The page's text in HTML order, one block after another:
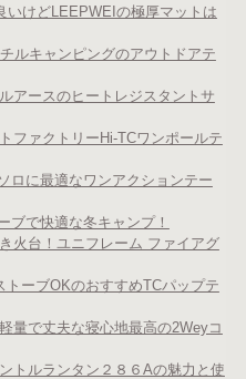
いけどLEEPWEIの極厚マットは
ルキャンピングのアウトドアテ
アースのヒートレジスタントサ
ファクトリーHi-TCワンポールテ
ロに最適なワンアクションテー
ブで快適な冬キャンプ！
火台！ユニフレーム ファイアグ
ーブOKのおすすめTCパップテ
量で丈夫な寝心地最高の2Weyコ
トルランタン２８６Aの魅力と使